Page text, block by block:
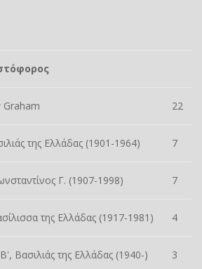
Graham 22
της Ελλάδας (1901-1964) 7
Γ. (1907-1998) 7
της Ελλάδας (1917-1981) 4
Βασιλιάς της Ελλάδας (1940-) 3